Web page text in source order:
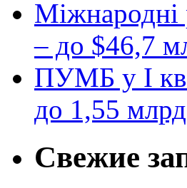
Міжнародні
– до $46,7
ПУМБ у I
до 1,55
Свежие